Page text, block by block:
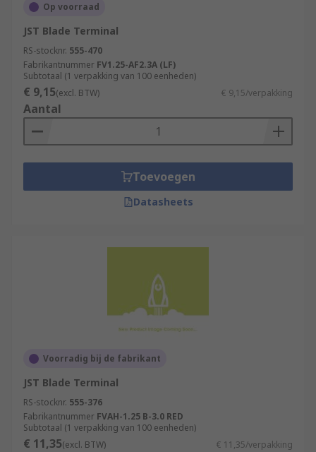
Op voorraad
JST Blade Terminal
RS-stocknr. 555-470
Fabrikantnummer FV1.25-AF2.3A (LF)
Subtotaal (1 verpakking van 100 eenheden)
€ 9,15(excl. BTW) € 9,15/verpakking
Aantal
Toevoegen
Datasheets
Voorradig bij de fabrikant
JST Blade Terminal
RS-stocknr. 555-376
Fabrikantnummer FVAH-1.25 B-3.0 RED
Subtotaal (1 verpakking van 100 eenheden)
€ 11,35(excl. BTW) € 11,35/verpakking